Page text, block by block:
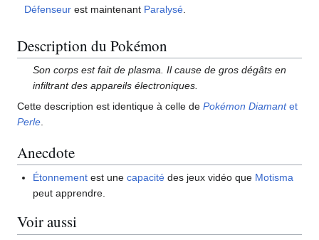
Défenseur est maintenant Paralysé
Description du Pokémon
Son corps est fait de plasma. Il cause de gros dégâts en
infiltrant des appareils électroniques.
Cette description est identique à celle de Pokémon Diamantet
Perle.
Anecdote
Étonnement est unecapacité des jeux vidéo que Motisma
peut apprendre.
Voir aussi